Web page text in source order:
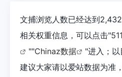
文捕浏览人数已经达到
相关权重信息，可以点击"
""Chinaz数据
"进入；以
建议大家请以爱站数据为准